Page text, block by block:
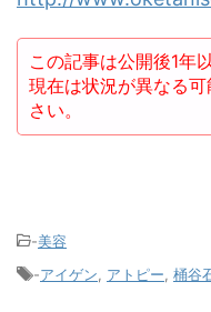
この記事は公開後1年
現在は状況が異なる
さい。
-美容
-アイゲン アトピー 桶谷